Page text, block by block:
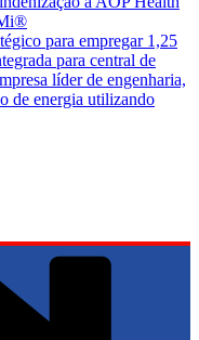
para empregar 1,25
para central de
líder de engenharia,
de energia utilizando